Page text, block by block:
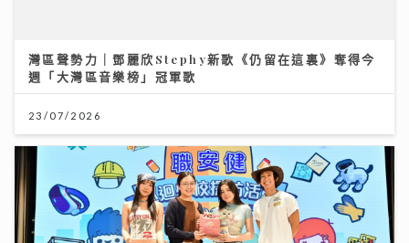
灣區聲勢力｜鄧麗欣Stephy新歌《仍留在這裏》奪得今
週「大灣區音樂榜」冠軍歌
23/07/2026